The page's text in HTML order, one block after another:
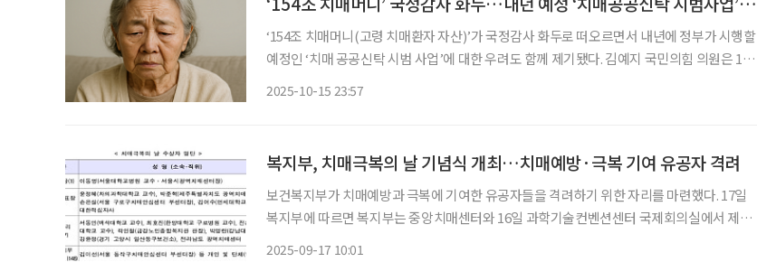
‘154조 치매머니(고령 치매환자 자산)’가 국정감사 화두로 떠오르면서 내년에 정부가 시행할
예정인 ‘치매 공공신탁 시범 사업’에 대한 우려도 함께 제기됐다. 김예지 국민의힘 의원은 14
2025-10-15 23:57
복지부, 치매극복의 날 기념식 개최…치매예방·극복 기여 유공자 격려
보건복지부가 치매예방과 극복에 기여한 유공자들을 격려하기 위한 자리를 마련했다. 17일
복지부에 따르면 복지부는 중앙치매센터와 16일 과학기술컨벤션센터 국제회의실에서 제18
2025-09-17 10:01